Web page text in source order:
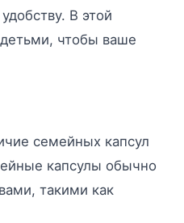
В этой
чтобы ваше
семейных капсул
капсулы обычно
такими как